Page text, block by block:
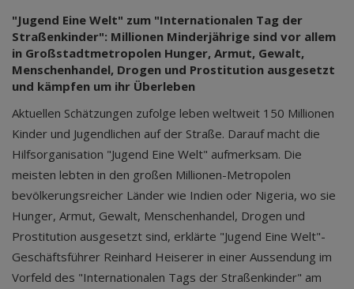
"Jugend Eine Welt" zum "Internationalen Tag der
Straßenkinder": Millionen Minderjährige sind vor allem
in Großstadtmetropolen Hunger, Armut, Gewalt,
Menschenhandel, Drogen und Prostitution ausgesetzt
und kämpfen um ihr Überleben
Aktuellen Schätzungen zufolge leben weltweit 150 Millionen
Kinder und Jugendlichen auf der Straße. Darauf macht die
Hilfsorganisation "Jugend Eine Welt" aufmerksam. Die
meisten lebten in den großen Millionen-Metropolen
bevölkerungsreicher Länder wie Indien oder Nigeria, wo sie
Hunger, Armut, Gewalt, Menschenhandel, Drogen und
Prostitution ausgesetzt sind, erklärte "Jugend Eine Welt"-
Geschäftsführer Reinhard Heiserer in einer Aussendung im
Vorfeld des "Internationalen Tags der Straßenkinder" am